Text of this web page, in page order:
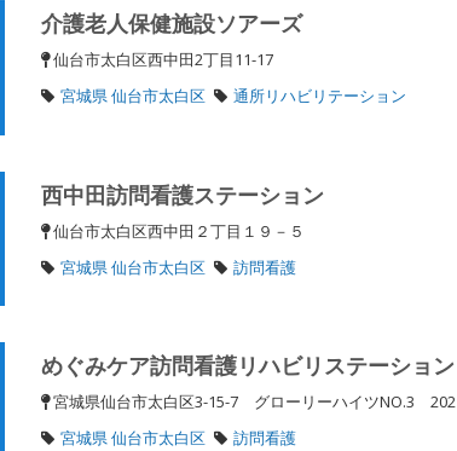
介護老人保健施設ソアーズ
仙台市太白区西中田2丁目11-17
宮城県 仙台市太白区
通所リハビリテーション
西中田訪問看護ステーション
仙台市太白区西中田２丁目１９－５
宮城県 仙台市太白区
訪問看護
めぐみケア訪問看護リハビリステーション
宮城県仙台市太白区3-15-7 グローリーハイツNO.3 202
宮城県 仙台市太白区
訪問看護